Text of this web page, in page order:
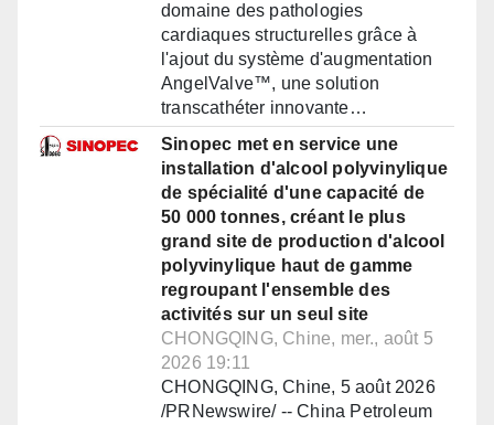
domaine des pathologies
cardiaques structurelles grâce à
l'ajout du système d'augmentation
AngelValve™, une solution
transcathéter innovante…
Sinopec met en service une
installation d'alcool polyvinylique
de spécialité d'une capacité de
50 000 tonnes, créant le plus
grand site de production d'alcool
polyvinylique haut de gamme
regroupant l'ensemble des
activités sur un seul site
CHONGQING, Chine, mer., août 5
2026 19:11
CHONGQING, Chine, 5 août 2026
/PRNewswire/ -- China Petroleum